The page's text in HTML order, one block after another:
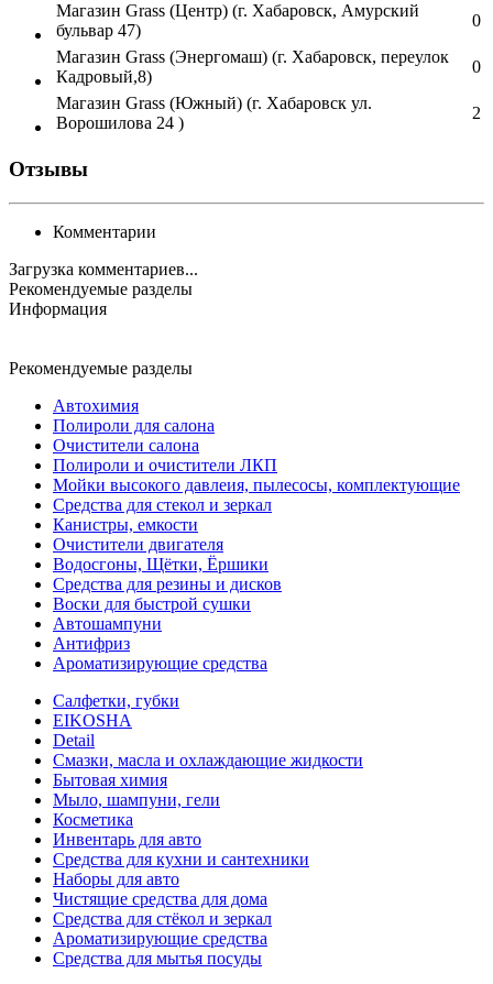
Магазин Grass (Центр) (г. Хабаровск, Амурский
бульвар 47)
0
Магазин Grass (Энергомаш) (г. Хабаровск, переулок
Кадровый,8)
0
Магазин Grass (Южный) (г. Хабаровск ул.
Ворошилова 24 )
2
Отзывы
Комментарии
Загрузка комментариев...
Рекомендуемые разделы
Информация
Рекомендуемые разделы
Автохимия
Полироли для салона
Очистители салона
Полироли и очистители ЛКП
Мойки высокого давлеия, пылесосы, комплектующие
Средства для стекол и зеркал
Канистры, емкости
Очистители двигателя
Водосгоны, Щётки, Ёршики
Средства для резины и дисков
Воски для быстрой сушки
Автошампуни
Антифриз
Ароматизирующие средства
Салфетки, губки
EIKOSHA
Detail
Смазки, масла и охлаждающие жидкости
Бытовая химия
Мыло, шампуни, гели
Косметика
Инвентарь для авто
Средства для кухни и сантехники
Наборы для авто
Чистящие средства для дома
Средства для стёкол и зеркал
Ароматизирующие средства
Средства для мытья посуды